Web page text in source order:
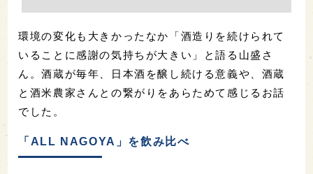
環境の変化も大きかったなか「酒造りを続けられて
いることに感謝の気持ちが大きい」と語る山盛さ
ん。酒蔵が毎年、日本酒を醸し続ける意義や、酒蔵
と酒米農家さんとの繋がりをあらためて感じるお話
でした。
「ALL NAGOYA」を飲み比べ